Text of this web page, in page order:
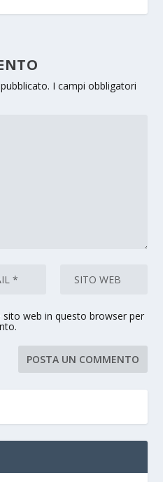
I campi obbligatori
web in questo browser per